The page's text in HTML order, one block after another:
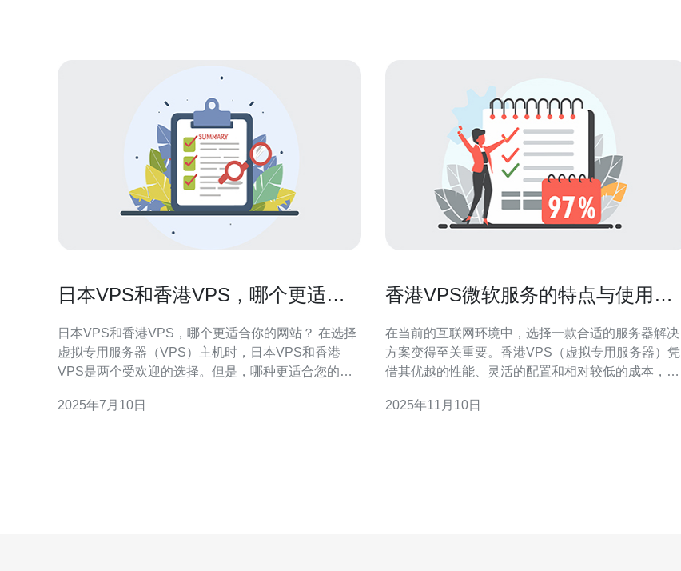
日本VPS和香港VPS，哪个更适合
日本VPS和香港VPS，哪个更适合你的网站？ 在选择
虚拟专用服务器（VPS）主机时，日本VPS和香港
VPS是两个受欢迎的选择。但是，哪种更适合您的网
助您做出明智的选择。 日本VPS通常具有较高的性
2025年7月10日
香港VPS微软服务的特点与使用案
在当前的互联网环境中，选择一款合适的服务器解决
方案变得至关重要。香港VPS（虚拟专用服务器）凭
借其优越的性能、灵活的配置和相对较低的成本，成
服务中，微软服务因其强大的技术支持和丰富的功能
2025年11月10日